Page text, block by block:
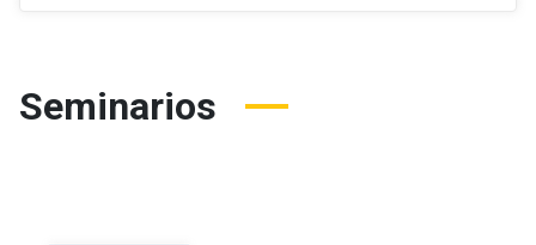
Seminarios